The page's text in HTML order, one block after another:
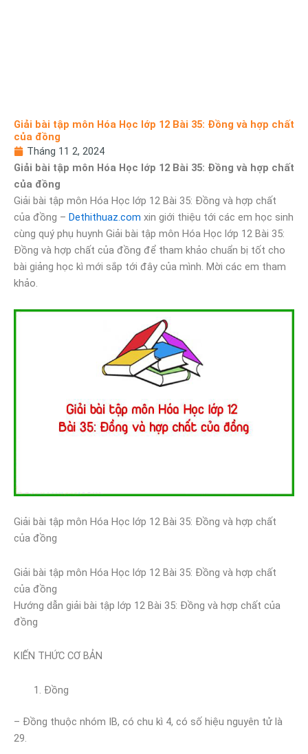
Giải bài tập môn Hóa Học lớp 12 Bài 35: Đồng và hợp chất
của đồng
Tháng 11 2, 2024
Giải bài tập môn Hóa Học lớp 12 Bài 35: Đồng và hợp chất
của đồng
Giải bài tập môn Hóa Học lớp 12 Bài 35: Đồng và hợp chất
của đồng – Dethithuaz.com xin giới thiệu tới các em học sinh
cùng quý phụ huynh Giải bài tập môn Hóa Học lớp 12 Bài 35:
Đồng và hợp chất của đồng để tham khảo chuẩn bị tốt cho
bài giảng học kì mới sắp tới đây của mình. Mời các em tham
khảo.
Giải bài tập môn Hóa Học lớp 12 Bài 35: Đồng và hợp chất
của đồng
Giải bài tập môn Hóa Học lớp 12 Bài 35: Đồng và hợp chất
của đồng
Hướng dẫn giải bài tập lớp 12 Bài 35: Đồng và hợp chất của
đồng
KIẾN THỨC CƠ BẢN
Đồng
– Đồng thuộc nhóm IB, có chu kì 4, có số hiệu nguyên tử là
29.